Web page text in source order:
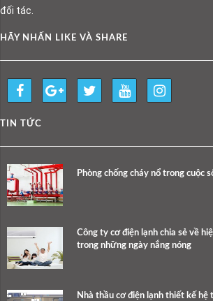
đối tác.
HÃY NHẤN LIKE VÀ SHARE
TIN TỨC
Phòng chống cháy nổ trong cuộc
Công ty cơ điện lạnh chia sẻ về
trong những ngày nắng nóng
Nhà thầu cơ điện lạnh thiết kế hệ